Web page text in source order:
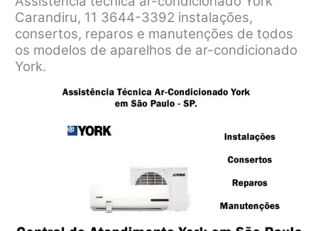
Carandiru, 11 3644-3392 instalações,
consertos, reparos e manutenções de todos
os modelos de aparelhos de ar-condicionado
York.